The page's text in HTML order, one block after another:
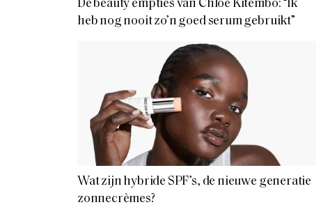
De beauty empties van Chloé Kitembo: “Ik
heb nog nooit zo’n goed serum gebruikt”
Wat zijn hybride SPF’s, de nieuwe generatie
zonnecrèmes?